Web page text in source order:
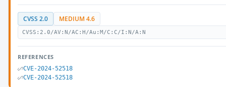
CVSS 2.0 MEDIUM 4.6
CVSS:2.0/AV:N/AC:H/Au:M/C:C/I:N/A:N
REFERENCES
CVE-2024-52518
CVE-2024-52518